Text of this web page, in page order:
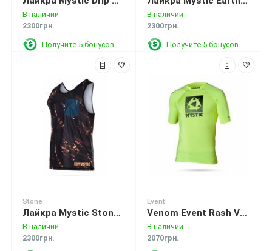
В наличии
2300грн.
Получите 5 бонусов
В наличии
2300грн.
Получите 5 бонусов
Stone
Лайкра Mystic Stone Tanktop Quickdry Orange
В наличии
2300грн.
Event
Venom Event Rash Vest S/S 200 Yellow
В наличии
2070грн.